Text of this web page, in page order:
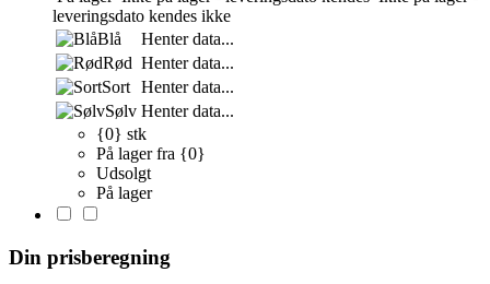
leveringsdato kendes ikke
Blå
Henter data...
Rød Henter data...
Sort Henter data...
Sølv Henter data...
{0} stk
På lager fra {0}
Udsolgt
På lager
Din prisberegning